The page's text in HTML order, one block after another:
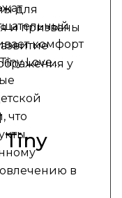
для
и призваны
у
комфорт
Love
что
в